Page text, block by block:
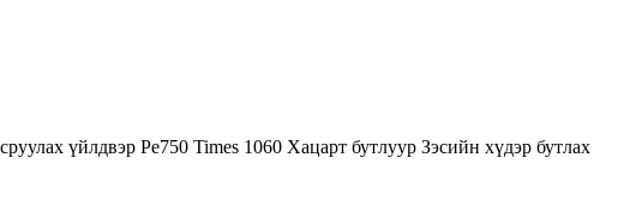
үйлдвэр Pe750 Times 1060 Хацарт бутлуур Зэсийн хүдэр бутлах